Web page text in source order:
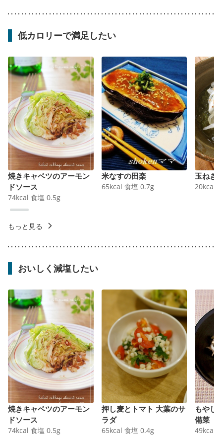
低カロリーで満足したい
焼きキャベツのアーモン
ドソース
74kcal 食塩 0.5g
米なすの田楽
65kcal 食塩 0.7g
玉ねぎ
20kcal
もっと見る
おいしく減塩したい
焼きキャベツのアーモン
ドソース
74kcal 食塩 0.5g
押し麦とトマト 大葉のサ
ラダ
65kcal 食塩 0.4g
もやし
備菜
49kcal